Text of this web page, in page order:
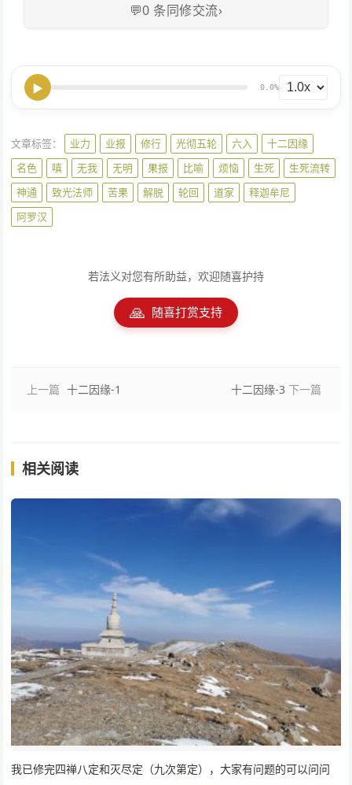
💬0 条同修交流›
▶ 0.0%
文章标签： 业力 业报 修行 光彻五轮 六入
十二因缘
名色
嗔 无我 无明 果报 比喻 烦恼 生死
生死流转
神通
致光法师 苦果 解脱 轮回 道家
释迦牟尼
阿罗汉
若法义对您有所助益，欢迎随喜护持
🙏 随喜打赏支持
上一篇 十二因缘-1 十二因缘-3 下一篇
相关阅读
我已修完四禅八定和灭尽定（九次第定），大家有问题的可以问问